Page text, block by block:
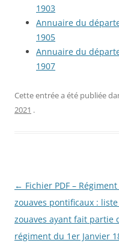
1903
Annuaire du
1905
Annuaire du
1907
Cette entrée a été publiée
2021 .
Navigation
des
articles
← Fichier PDF –
zouaves pontificaux :
zouaves ayant fait partie
régiment du 1er Janvier